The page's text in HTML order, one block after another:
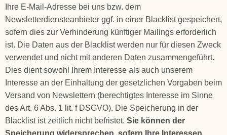
Ihre E-Mail-Adresse bei uns bzw. dem
Newsletterdiensteanbieter ggf. in einer Blacklist gespeichert,
sofern dies zur Verhinderung künftiger Mailings erforderlich
ist. Die Daten aus der Blacklist werden nur für diesen Zweck
verwendet und nicht mit anderen Daten zusammengeführt.
Dies dient sowohl Ihrem Interesse als auch unserem
Interesse an der Einhaltung der gesetzlichen Vorgaben beim
Versand von Newslettern (berechtigtes Interesse im Sinne
des Art. 6 Abs. 1 lit. f DSGVO). Die Speicherung in der
Blacklist ist zeitlich nicht befristet. Sie können der